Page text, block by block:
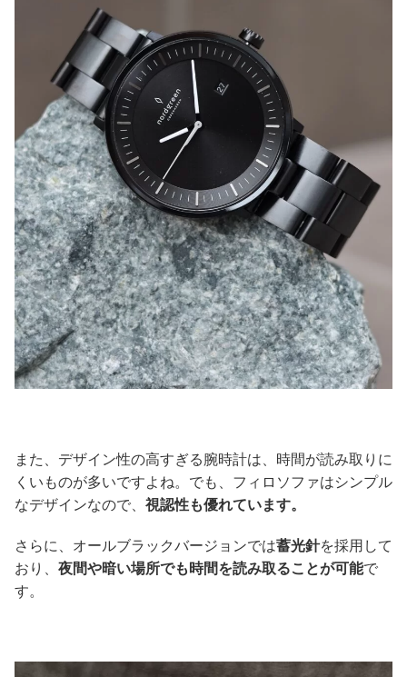
また、デザイン性の高すぎる腕時計は、時間が読み取りに
くいものが多いですよね。でも、フィロソファはシンプル
なデザインなので、 視認性も優れています。
さらに、オールブラックバージョンでは蓄光針を採用して
おり、 夜間や暗い場所でも時間を読み取ることが可能で
す。